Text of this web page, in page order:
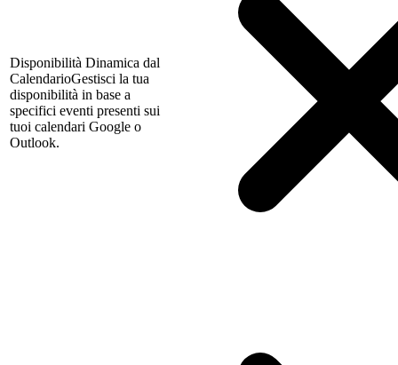
Disponibilità Dinamica dal
CalendarioGestisci la tua
disponibilità in base a
specifici eventi presenti sui
tuoi calendari Google o
Outlook.